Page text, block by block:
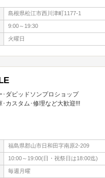
島根県松江市西川津町1177-1
9:00～19:30
火曜日
ダビッドソンプロショップ
カスタム･修理など大歓迎!!!
福島県郡山市日和田字南原2-209
10:00～19:00(日・祝祭日は18:00迄)
毎週月曜